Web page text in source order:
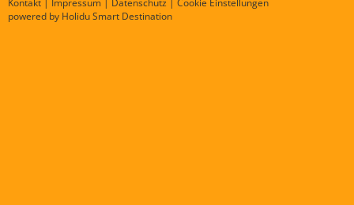
Kontakt | Impressum | Datenschutz | Cookie Einstellungen
powered by Holidu Smart Destination